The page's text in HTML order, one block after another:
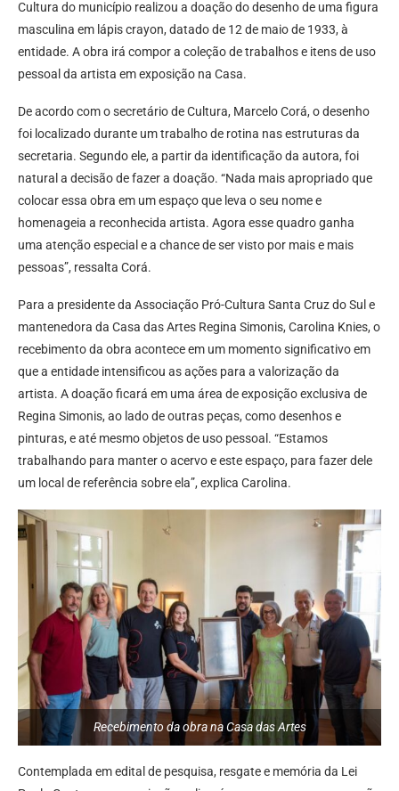
Cultura do município realizou a doação do desenho de uma figura
masculina em lápis crayon, datado de 12 de maio de 1933, à
entidade. A obra irá compor a coleção de trabalhos e itens de uso
pessoal da artista em exposição na Casa.
De acordo com o secretário de Cultura, Marcelo Corá, o desenho
foi localizado durante um trabalho de rotina nas estruturas da
secretaria. Segundo ele, a partir da identificação da autora, foi
natural a decisão de fazer a doação. “Nada mais apropriado que
colocar essa obra em um espaço que leva o seu nome e
homenageia a reconhecida artista. Agora esse quadro ganha
uma atenção especial e a chance de ser visto por mais e mais
pessoas”, ressalta Corá.
Para a presidente da Associação Pró-Cultura Santa Cruz do Sul e
mantenedora da Casa das Artes Regina Simonis, Carolina Knies, o
recebimento da obra acontece em um momento significativo em
que a entidade intensificou as ações para a valorização da
artista. A doação ficará em uma área de exposição exclusiva de
Regina Simonis, ao lado de outras peças, como desenhos e
pinturas, e até mesmo objetos de uso pessoal. “Estamos
trabalhando para manter o acervo e este espaço, para fazer dele
um local de referência sobre ela”, explica Carolina.
Recebimento da obra na Casa das Artes
Contemplada em edital de pesquisa, resgate e memória da Lei